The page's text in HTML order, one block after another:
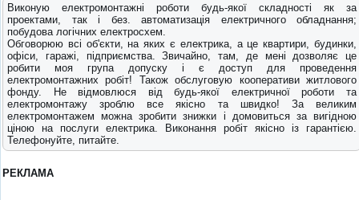
Виконую електромонтажні роботи будь-якої складності як за
проектами, так і без. автоматизація електричного обладнання;
побудова логічних електросхем.
Обговорюю всі об'єкти, на яких є електрика, а це квартири, будинки,
офіси, гаражі, підприємства. Звичайно, там, де мені дозволяє це
робити моя група допуску і є доступ для проведення
електромонтажних робіт! Також обслуговую кооперативи житлового
фонду. Не відмовлюся від будь-якої електричної роботи та
електромонтажу зроблю все якісно та швидко! За великим
електромонтажем можна зробити знижки і домовиться за вигідною
ціною на послуги електрика. Виконання робіт якісно із гарантією.
Телефонуйте, питайте.
РЕКЛАМА